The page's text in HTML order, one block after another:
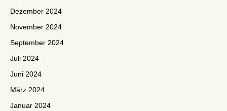
Dezember 2024
November 2024
September 2024
Juli 2024
Juni 2024
März 2024
Januar 2024